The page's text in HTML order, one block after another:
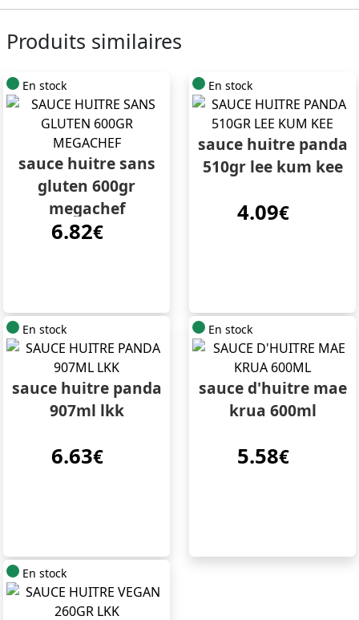
Produits similaires
En stock
sauce huitre sans
gluten 600gr
megachef
6.82€
En stock
sauce huitre panda
510gr lee kum kee
4.09€
En stock
sauce huitre panda
907ml lkk
6.63€
En stock
sauce d'huitre mae
krua 600ml
5.58€
En stock